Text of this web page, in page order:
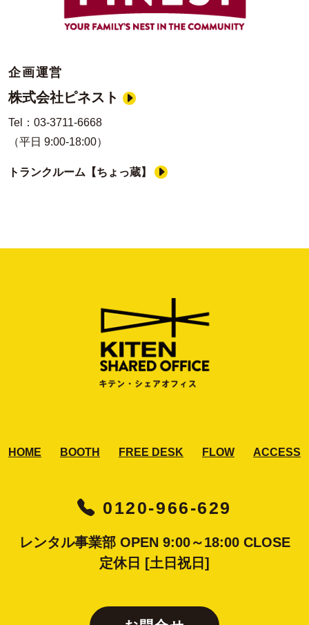
企画運営
株式会社ピネスト
Tel：03-3711-6668
（平日 9:00-18:00）
トランクルーム【ちょっ蔵】
HOME BOOTH FREE DESK FLOW ACCESS
0120-966-629
レンタル事業部 OPEN 9:00～18:00 CLOSE
定休日 [土日祝日]